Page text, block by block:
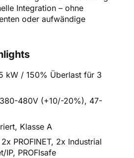
Integration – ohne
oder aufwändige
kW / 150% Überlast für 3
480V (+10/-20%), 47-
Klasse A
2x PROFINET, 2x Industrial
IP, PROFIsafe